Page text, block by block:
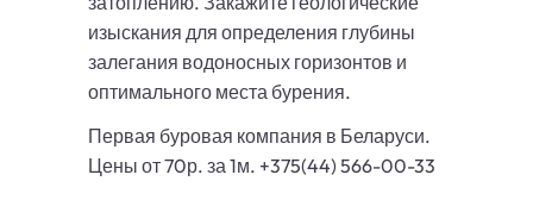
изыскания для определения глубины
залегания водоносных горизонтов и
оптимального места бурения.
Первая буровая компания в Беларуси.
Цены от 70р. за 1м. +375(44) 566-00-33